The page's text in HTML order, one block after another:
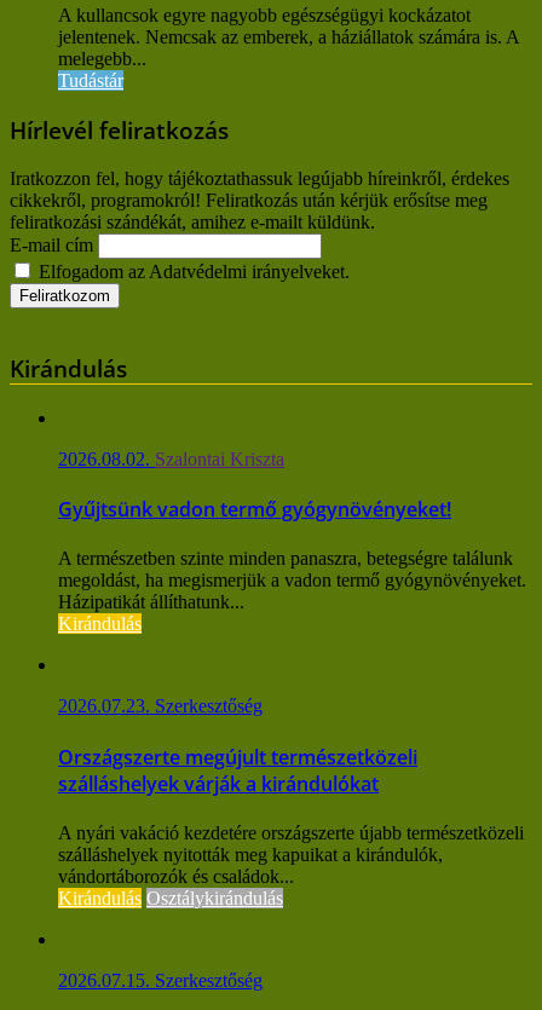
A kullancsok egyre nagyobb egészségügyi kockázatot
jelentenek. Nemcsak az emberek, a háziállatok számára is. A
melegebb...
Tudástár
Hírlevél feliratkozás
Iratkozzon fel, hogy tájékoztathassuk legújabb híreinkről, érdekes
cikkekről, programokról! Feliratkozás után kérjük erősítse meg
feliratkozási szándékát, amihez e-mailt küldünk.
E-mail cím
Elfogadom az Adatvédelmi irányelveket.
Kirándulás
2026.08.02. Szalontai Kriszta
Gyűjtsünk vadon termő gyógynövényeket!
A természetben szinte minden panaszra, betegségre találunk
megoldást, ha megismerjük a vadon termő gyógynövényeket.
Házipatikát állíthatunk...
Kirándulás
2026.07.23. Szerkesztőség
Országszerte megújult természetközeli
szálláshelyek várják a kirándulókat
A nyári vakáció kezdetére országszerte újabb természetközeli
szálláshelyek nyitották meg kapuikat a kirándulók,
vándortáborozók és családok...
Kirándulás Osztálykirándulás
2026.07.15. Szerkesztőség